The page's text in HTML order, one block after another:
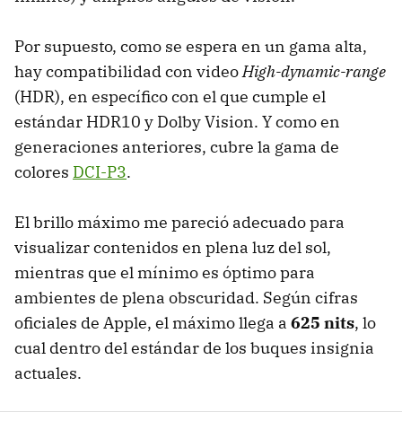
Por supuesto, como se espera en un gama alta,
hay compatibilidad con videoHigh-dynamic-range
(HDR), en específico con el que cumple el
estándar HDR10 y Dolby Vision. Y como en
generaciones anteriores, cubre la gama de
colores DCI-P3.
El brillo máximo me pareció adecuado para
visualizar contenidos en plena luz del sol,
mientras que el mínimo es óptimo para
ambientes de plena obscuridad. Según cifras
oficiales de Apple, el máximo llega a 625 nits, lo
cual dentro del estándar de los buques insignia
actuales.